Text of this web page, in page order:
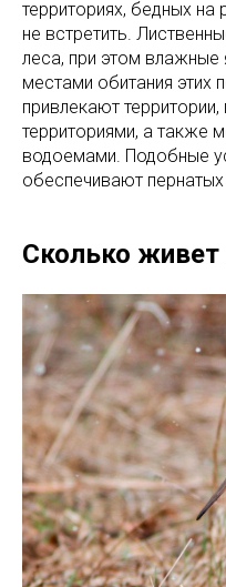
территориях, бедных на
не встретить.
леса, при этом
местами обитания этих
привлекают
территориями, а также
водоемами. Подобные
обеспечивают
Сколько